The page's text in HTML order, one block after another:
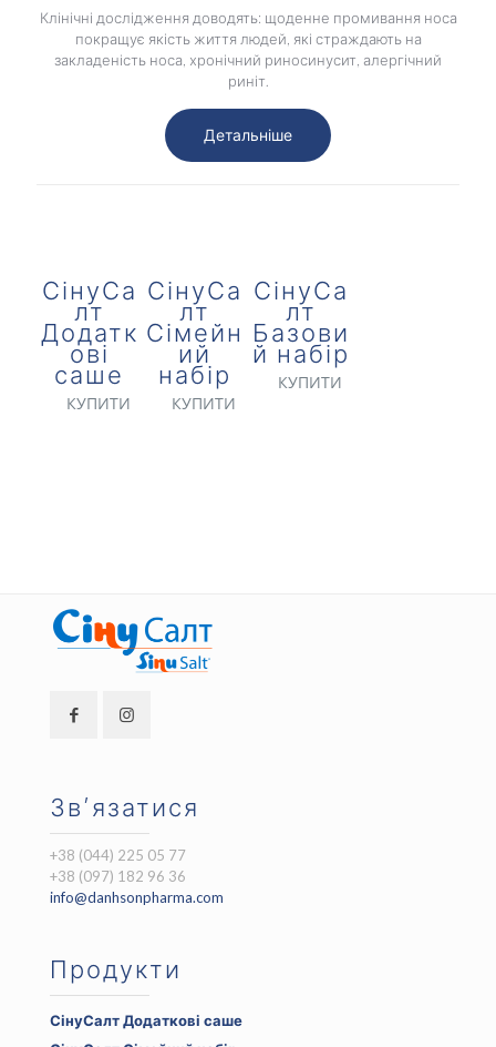
Клінічні дослідження доводять: щоденне промивання носа
покращує якість життя людей, які страждають на
закладеність носа, хронічний риносинусит, алергічний
риніт.
Детальніше
СінуСа
лт
Додатк
ові
саше
КУПИТИ
СінуСа
лт
Сімейн
ий
набір
КУПИТИ
СінуСа
лт
Базови
й набір
КУПИТИ
Зв’язатися
+38 (044) 225 05 77
+38 (097) 182 96 36
info@danhsonpharma.com
Продукти
СінуСалт Додаткові саше
Оригінальна
Поточна